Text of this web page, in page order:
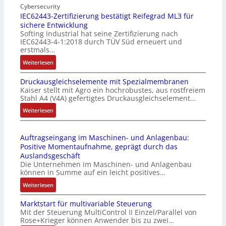
n
d
u
s
t
r
i
e
-
P
C
l
ä
s
t
s
i
c
h
f
l
e
b
i
l
f
u
n
k
m
o
d
u
l
e
r
i
n
g
e
n
G
u
Cybersecurity
IEC62443-Zertifizierung bestätigt Reifegrad ML3 für
sichere Entwicklung
Softing Industrial hat seine Zertifizierung nach
IEC62443-4-1:2018 durch TÜV Süd erneuert und
erstmals…
Weiterlesen:
I
E
6
2
4
3
-
Z
e
r
t
i
f
i
Druckausgleichselemente mit Spezialmembranen
Kaiser stellt mit Agro ein hochrobustes, aus rostfreiem
Stahl A4 (V4A) gefertigtes Druckausgleichselement…
Weiterlesen:
D
u
c
k
a
u
s
g
l
e
Auftragseingang im Maschinen- und Anlagenbau:
Positive Momentaufnahme, geprägt durch das
Auslandsgeschäft
Die Unternehmen im Maschinen- und Anlagenbau
können in Summe auf ein leicht positives…
Weiterlesen:
A
u
f
t
Marktstart für multivariable Steuerung
Mit der Steuerung MultiControl II Einzel/Parallel von
Rose+Krieger können Anwender bis zu zwei…